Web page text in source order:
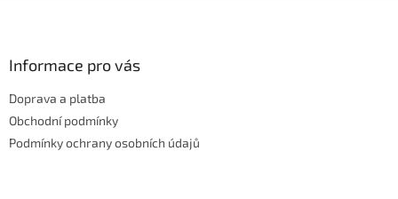
Informace pro vás
Doprava a platba
Obchodní podmínky
Podmínky ochrany osobních údajů